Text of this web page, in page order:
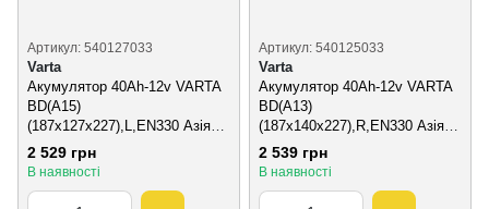
Артикул: 540127033
Varta
Акумулятор 40Ah-12v VARTA
BD(A15)
(187х127х227),L,EN330 Азія
тонк.клеми
2 529 грн
В наявності
Артикул: 540125033
Varta
Акумулятор 40Ah-12v VARTA
ВD(A13)
(187x140x227),R,EN330 Азія
тонкі клеми
2 539 грн
В наявності